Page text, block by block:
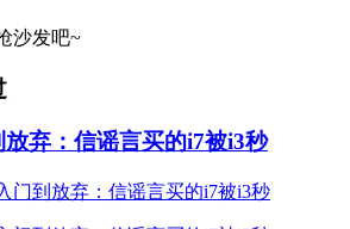
沙发吧~
弃：信谣言买的i7被i3秒